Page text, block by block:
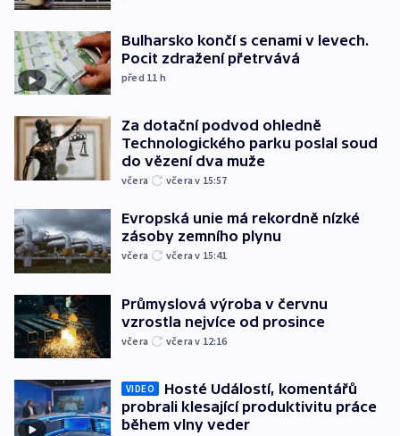
Bulharsko končí s cenami v levech.
Pocit zdražení přetrvává
před 11 h
Za dotační podvod ohledně
Technologického parku poslal soud
do vězení dva muže
včera včera v 15:57
Evropská unie má rekordně nízké
zásoby zemního plynu
včera včera v 15:41
Průmyslová výroba v červnu
vzrostla nejvíce od prosince
včera včera v 12:16
VIDEO
Hosté Událostí, komentářů
probrali klesající produktivitu práce
během vlny veder